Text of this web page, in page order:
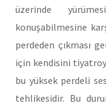
üzerinde
konuşabilmesine
perdeden çıkması
için kendisini
bu yüksek perdeli
tehlikesidir. Bu